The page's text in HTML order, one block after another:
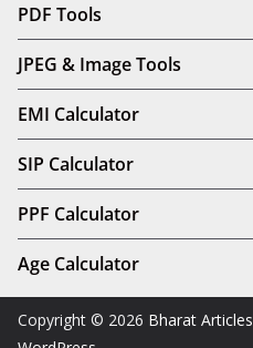
PDF Tools
JPEG & Image Tools
EMI Calculator
SIP Calculator
PPF Calculator
Age Calculator
Copyright © 2026 Bharat Articles